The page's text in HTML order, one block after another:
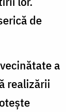
de
a
realizării